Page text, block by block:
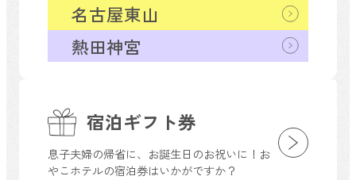
宿泊ギフト券
息子夫婦の帰省に、お誕生日のお祝いに！お
やこホテルの宿泊券はいかがですか？
熱田神宮
名古屋東山